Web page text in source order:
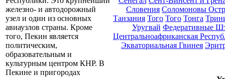
железно- и автодорожный
узел и один из основных
авиаузлов страны. Кроме
того, Пекин является
политическим,
образовательным и
культурным центром КНР. В
Пекине и пригородах
Словения Соломоновы
Танзания Того Того Тонга
Уругвай Федеративные
Центральноафриканская
Экваториальная Гвинея